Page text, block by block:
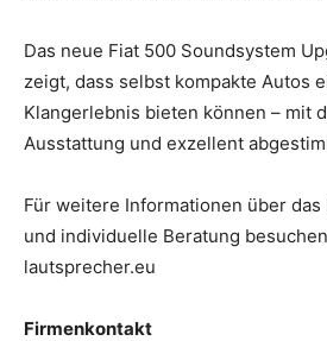
Das neue Fiat 500 Soundsystem
zeigt, dass selbst kompakte Autos
Klangerlebnis bieten können – mit
Ausstattung und exzellent
Für weitere Informationen über
und individuelle Beratung
lautsprecher.eu
Firmenkontakt